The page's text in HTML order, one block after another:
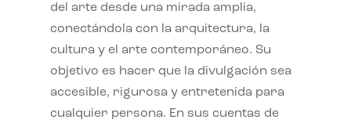
del arte desde una mirada amplia,
conectándola con la arquitectura, la
cultura y el arte contemporáneo. Su
objetivo es hacer que la divulgación sea
accesible, rigurosa y entretenida para
cualquier persona. En sus cuentas de